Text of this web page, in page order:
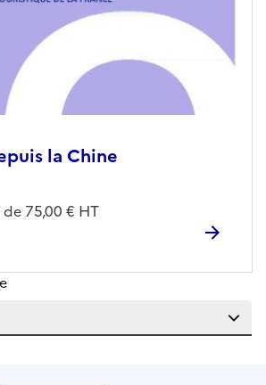
la Chine
75,00 € HT